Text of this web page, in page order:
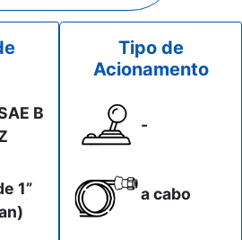
B
1”
Tipo de
Acionamento
-
a cabo